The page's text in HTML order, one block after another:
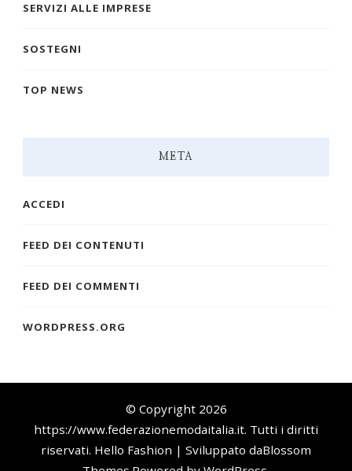
SERVIZI ALLE IMPRESE
SOSTEGNI
TOP NEWS
META
ACCEDI
FEED DEI CONTENUTI
FEED DEI COMMENTI
WORDPRESS.ORG
© Copyright 2026
https://www.federazionemodaitalia.it. Tutti i diritti
riservati. Hello Fashion | Sviluppato daBlossom